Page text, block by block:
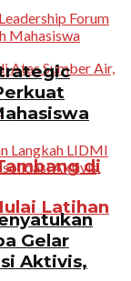
di
Latihan
Gelar
Aktivis,